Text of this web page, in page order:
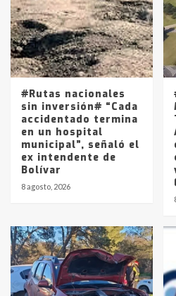
4
5
Los precios de
La Pampa,
entre 857 a 1338
#Rutas nacionales
sin inversión# “Cada
accidentado termina
en un hospital
municipal”, señaló el
ex intendente de
Bolívar
8 agosto, 2026